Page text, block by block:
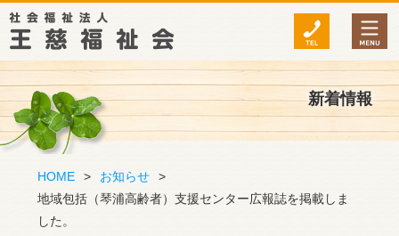
新着情報
HOME > お知らせ
>
地域包括（琴浦高齢者）支援センター広報誌を掲載しま
した。